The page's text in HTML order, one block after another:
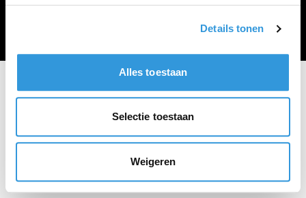
Details tonen
Alles toestaan
Selectie toestaan
Weigeren